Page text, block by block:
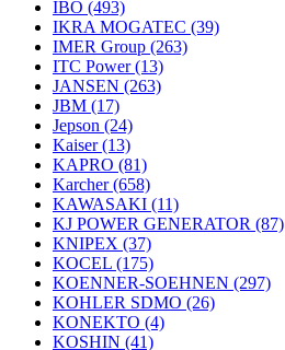
IBO (493)
IKRA MOGATEC (39)
IMER Group (263)
ITC Power(13)
JANSEN (263)
JBM (17)
Jepson (24)
Kaiser(13)
KAPRO (81)
Karcher(658)
KAWASAKI (11)
KJ POWER GENERATOR (87)
KNIPEX (37)
KOCEL (175)
KOENNER-SOEHNEN (297)
KOHLER SDMO (26)
KONEKTO (4)
KOSHIN (41)